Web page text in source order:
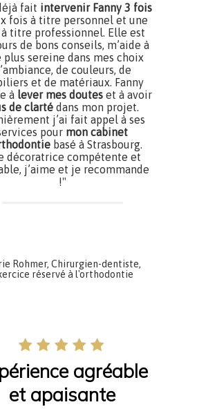
fait intervenir Fanny 3 fois
fois à titre personnel et une
titre professionnel. Elle est
de bons conseils, m’aide à
plus sereine dans mes choix
de couleurs, de
et de matériaux. Fanny
à lever mes doutes et à avoir
de clarté dans mon projet.
j’ai fait appel à ses
pour mon cabinet
basé à Strasbourg.
décoratrice compétente et
j’aime et je recommande
!"
Rohmer, Chirurgien-dentiste,
réservé à l'orthodontie
agréable
et apaisante